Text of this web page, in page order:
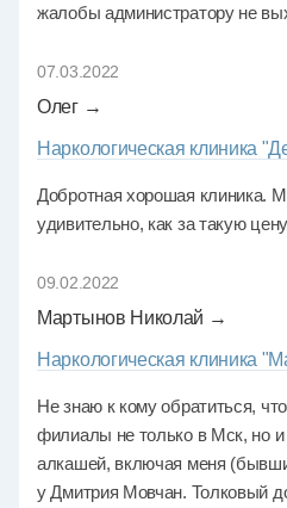
жалобы администратору не
07.03.2022
Олег →
Наркологическая клиника
Добротная хорошая клиника.
удивительно, как за такую
09.02.2022
Мартынов Николай →
Наркологическая клиника
Не знаю к кому обратиться,
филиалы не только в Мск, но и
алкашей, включая меня
у Дмитрия Мовчан. Толковый